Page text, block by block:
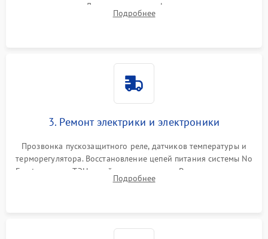
течеискателем. Демонтаж старого фильтра-осушителя и
продувка капиллярной трубки для устранения засоров.
Подробнее
3. Ремонт электрики и электроники
Прозвонка пускозащитного реле, датчиков температуры и
терморегулятора. Восстановление цепей питания системы No
Frost, включая ТЭН оттайки и вентилятор. Ремонт или замена
платы управления при сбоях алгоритмов.
Подробнее